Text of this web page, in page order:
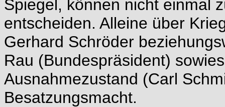
Spiegel, können nicht einmal
entscheiden. Alleine über
Gerhard Schröder
Rau (Bundespräsident)
Ausnahmezustand (Carl
Besatzungsmacht.